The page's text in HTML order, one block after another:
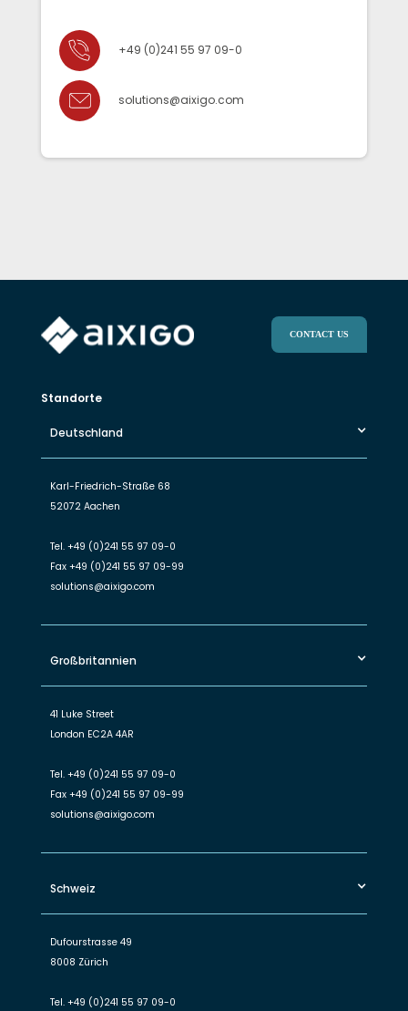
+49 (0)241 55 97 09-0
solutions@aixigo.com
CONTACT US
Standorte
Deutschland
Karl-Friedrich-Straße 68
52072 Aachen
Tel. +49 (0)241 55 97 09-0
Fax +49 (0)241 55 97 09-99
solutions@aixigo.com
Großbritannien
41 Luke Street
London EC2A 4AR
Tel. +49 (0)241 55 97 09-0
Fax +49 (0)241 55 97 09-99
solutions@aixigo.com
Schweiz
Dufourstrasse 49
8008 Zürich
Tel. +49 (0)241 55 97 09-0